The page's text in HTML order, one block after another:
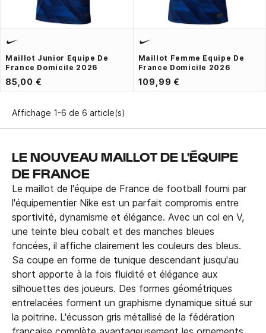
Maillot Junior Equipe De
France Domicile 2026
85,00 €
Maillot Femme Equipe De
France Domicile 2026
109,99 €
Affichage 1-6 de 6 article(s)
LE NOUVEAU MAILLOT DE L'ÉQUIPE
DE FRANCE
Le maillot de l'équipe de France de football fourni par
l'équipementier Nike est un parfait compromis entre
sportivité, dynamisme et élégance. Avec un col en V,
une teinte bleu cobalt et des manches bleues
foncées, il affiche clairement les couleurs des bleus.
Sa coupe en forme de tunique descendant jusqu'au
short apporte à la fois fluidité et élégance aux
silhouettes des joueurs. Des formes géométriques
entrelacées forment un graphisme dynamique situé sur
la poitrine. L'écusson gris métallisé de la fédération